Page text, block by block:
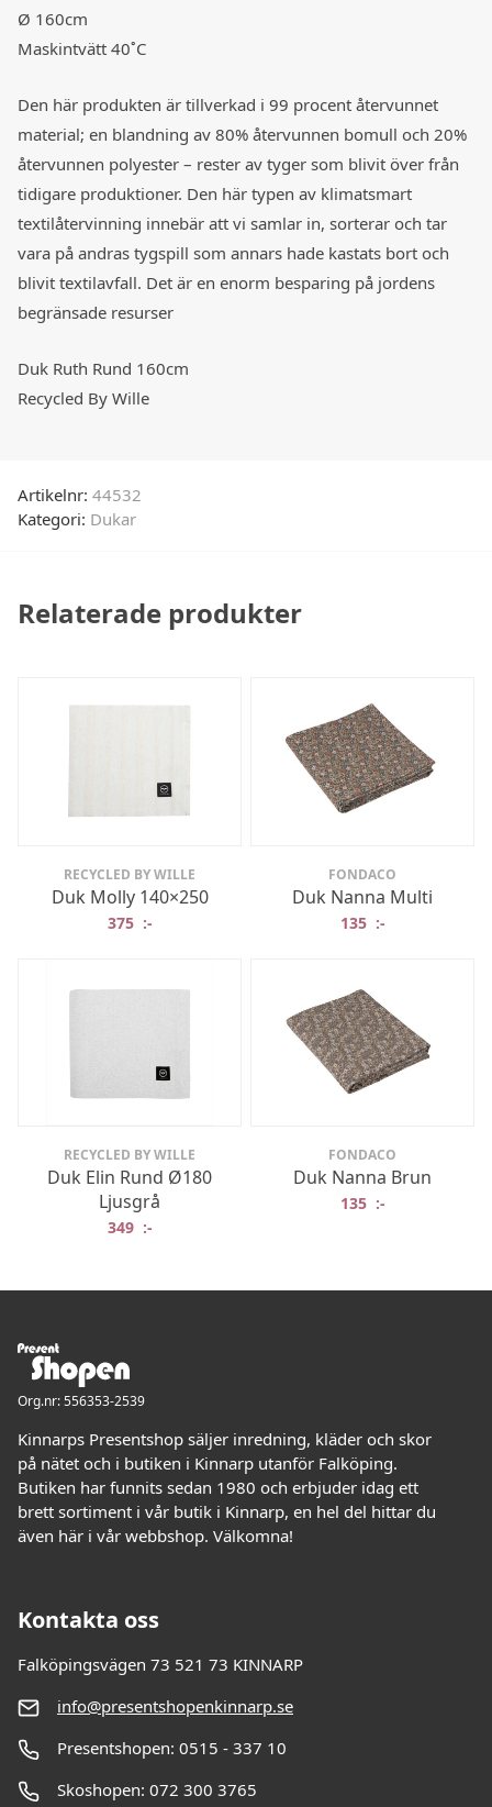
Ø 160cm
Maskintvätt 40˚C
Den här produkten är tillverkad i 99 procent återvunnet
material; en blandning av 80% återvunnen bomull och 20%
återvunnen polyester – rester av tyger som blivit över från
tidigare produktioner. Den här typen av klimatsmart
textilåtervinning innebär att vi samlar in, sorterar och tar
vara på andras tygspill som annars hade kastats bort och
blivit textilavfall. Det är en enorm besparing på jordens
begränsade resurser
Duk Ruth Rund 160cm
Recycled By Wille
Artikelnr: 44532
Kategori: Dukar
Relaterade produkter
RECYCLED BY WILLE
Duk Molly 140×250
375 :-
FONDACO
Duk Nanna Multi
135 :-
RECYCLED BY WILLE
Duk Elin Rund Ø180
Ljusgrå
349 :-
FONDACO
Duk Nanna Brun
135 :-
Org.nr: 556353-2539
Kinnarps Presentshop säljer inredning, kläder och skor
på nätet och i butiken i Kinnarp utanför Falköping.
Butiken har funnits sedan 1980 och erbjuder idag ett
brett sortiment i vår butik i Kinnarp, en hel del hittar du
även här i vår webbshop. Välkomna!
Kontakta oss
Falköpingsvägen 73 521 73 KINNARP
info@presentshopenkinnarp.se
Presentshopen: 0515 - 337 10
Skoshopen: 072 300 3765